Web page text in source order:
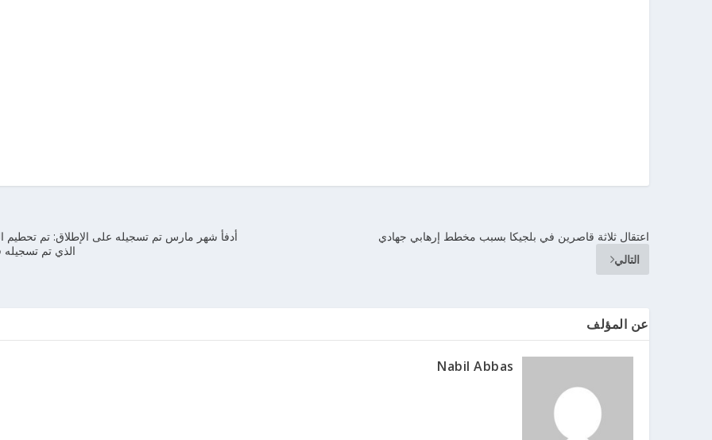
أدفأ شهر مارس تم تسجيله على الإطلاق: تم تحطيم
الذي تم تسجيله في
اعتقال ثلاثة قاصرين في بلجيكا بسبب مخطط إرهابي جهادي
التالي
عن المؤلف
Nabil Abbas